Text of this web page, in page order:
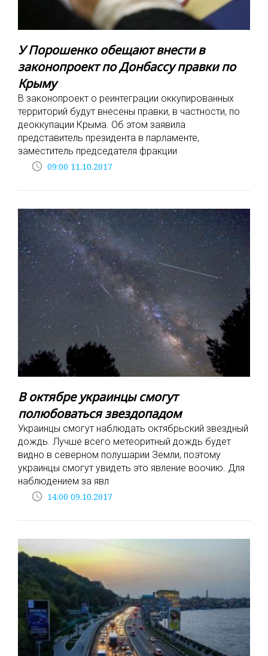
У Порошенко обещают внести в
законопроект по Донбассу правки по
Крыму
В законопроект о реинтеграции оккупированных
территорий будут внесены правки, в частности, по
деоккупации Крыма. Об этом заявила
представитель президента в парламенте,
заместитель председателя фракции
access_time 09:00 11.10.2017
В октябре украинцы смогут
полюбоваться звездопадом
Украинцы смогут наблюдать октябрьский звездный
дождь. Лучше всего метеоритный дождь будет
видно в северном полушарии Земли, поэтому
украинцы смогут увидеть это явление воочию. Для
наблюдением за явл
access_time 14:00 09.10.2017